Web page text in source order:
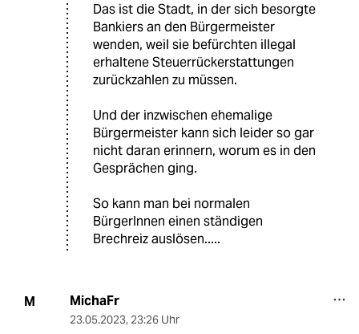
Das ist die Stadt, in der sich besorgte
Bankiers an den Bürgermeister
wenden, weil sie befürchten illegal
erhaltene Steuerrückerstattungen
zurückzahlen zu müssen.
Und der inzwischen ehemalige
Bürgermeister kann sich leider so gar
nicht daran erinnern, worum es in den
Gesprächen ging.
So kann man bei normalen
BürgerInnen einen ständigen
Brechreiz auslösen.....
M MichaFr
23.05.2023, 23:26 Uhr